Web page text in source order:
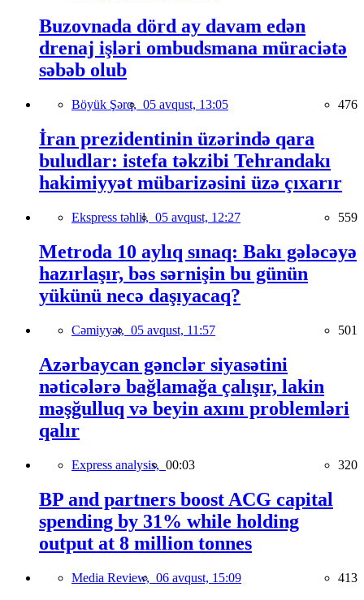
Buzovnada dörd ay davam edən
drenaj işləri ombudsmana müraciətə
səbəb olub
Böyük Şərq, 05 avqust, 13:05 476
İran prezidentinin üzərində qara
buludlar: istefa təkzibi Tehrandakı
hakimiyyət mübarizəsini üzə çıxarır
Ekspress təhlil, 05 avqust, 12:27 559
Metroda 10 aylıq sınaq: Bakı gələcəyə
hazırlaşır, bəs sərnişin bu günün
yükünü necə daşıyacaq?
Cəmiyyət, 05 avqust, 11:57 501
Azərbaycan gənclər siyasətini
nəticələrə bağlamağa çalışır, lakin
məşğulluq və beyin axını problemləri
qalır
Express analysis, 00:03 320
BP and partners boost ACG capital
spending by 31% while holding
output at 8 million tonnes
Media Review, 06 avqust, 15:09 413